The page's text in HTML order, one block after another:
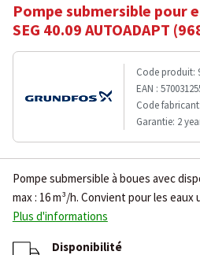
Pompe submersible pour
SEG 40.09 AUTOADAPT
Code produit:
EAN :
Code
Garantie: 2
Pompe submersible à boues avec
max : 16 m³/h. Convient pour les eaux
Plus d'informations
Disponibilité